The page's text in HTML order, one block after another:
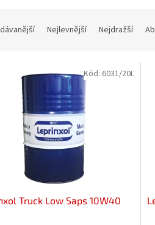
Nejlevnější Nejdražší
Truck Low Saps 10W40
Kód: 6031/20L